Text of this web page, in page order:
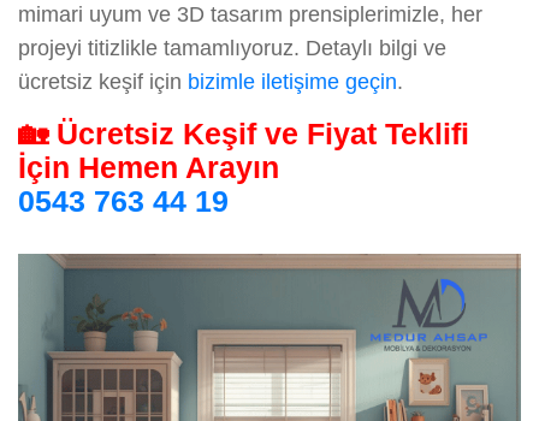
mimari uyum ve 3D tasarım prensiplerimizle, her
projeyi titizlikle tamamlıyoruz. Detaylı bilgi ve
ücretsiz keşif için bizimle iletişime geçin.
🏡 Ücretsiz Keşif ve Fiyat Teklifi
İçin Hemen Arayın
0543 763 44 19